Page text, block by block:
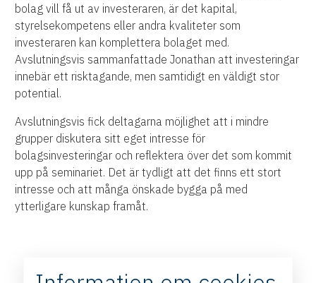
bolag vill få ut av investeraren, är det kapital,
styrelsekompetens eller andra kvaliteter som
investeraren kan komplettera bolaget med.
Avslutningsvis sammanfattade Jonathan att investeringar
innebär ett risktagande, men samtidigt en väldigt stor
potential.
Avslutningsvis fick deltagarna möjlighet att i mindre
grupper diskutera sitt eget intresse för
bolagsinvesteringar och reflektera över det som kommit
upp på seminariet. Det är tydligt att det finns ett stort
intresse och att många önskade bygga på med
ytterligare kunskap framåt.